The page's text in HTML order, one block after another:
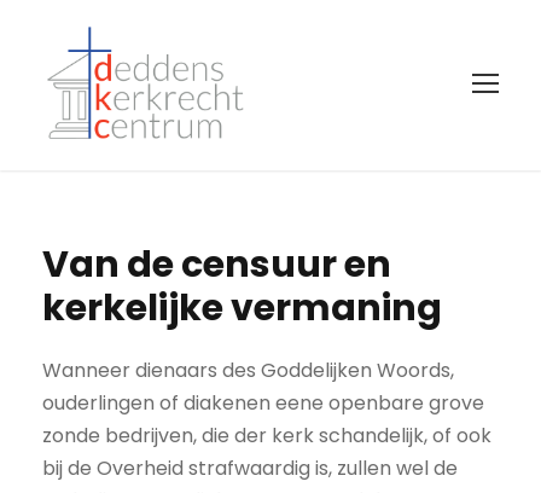
Van de censuur en
kerkelijke vermaning
Wanneer dienaars des Goddelijken Woords,
ouderlingen of diakenen eene openbare grove
zonde bedrijven, die der kerk schandelijk, of ook
bij de Overheid strafwaardig is, zullen wel de